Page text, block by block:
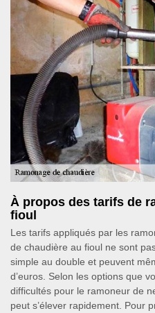
À propos des tarifs de
fioul
Les tarifs appliqués par les
de chaudière au fioul ne sont
simple au double et peuvent
d’euros. Selon les options que
difficultés pour le ramoneur de
peut s’élever rapidement. Pour